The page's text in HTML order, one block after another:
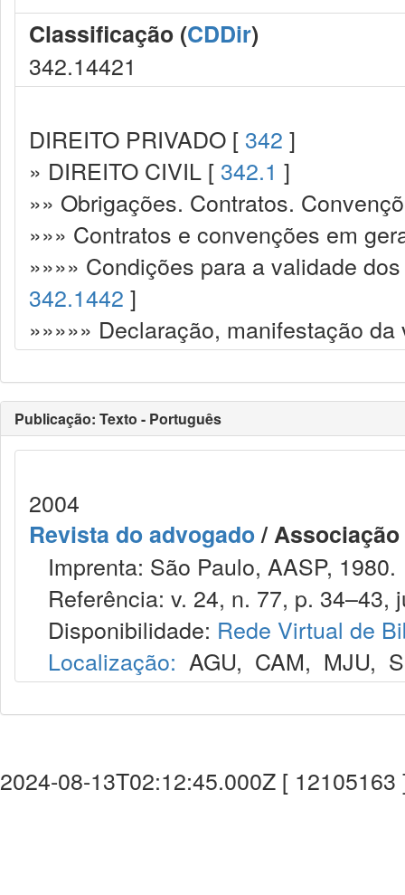
Classificação (CDDir)
342.14421
DIREITO PRIVADO [ 342 ]
» DIREITO CIVIL [ 342.1 ]
»» Obrigações. Contratos.
»»» Contratos e convenções em
»»»» Condições para a validade
342.1442 ]
»»»»» Declaração, manifestação
Publicação: Texto - Português
2004
Revista do advogado/
Imprenta: São Paulo, AASP, 1980.
Referência: v. 24, n. 77, p. 34–43,
Disponibilidade: Rede Virtual de
Localização: AGU, CAM, MJU,
2024-08-13T02:12:45.000Z [ 12105163